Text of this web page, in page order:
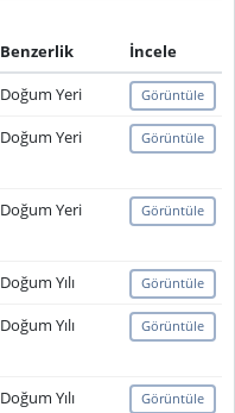
Benzerlik
İncele
Doğum Yeri Görüntüle
Doğum Yeri Görüntüle
Doğum Yeri Görüntüle
Doğum Yılı Görüntüle
Doğum Yılı Görüntüle
Doğum Yılı Görüntüle